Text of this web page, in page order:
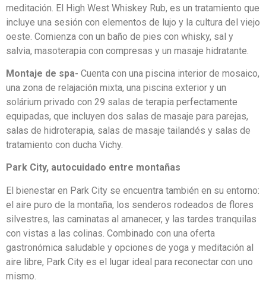
meditación. El High West Whiskey Rub, es un tratamiento que
incluye una sesión con elementos de lujo y la cultura del viejo
oeste. Comienza con un baño de pies con whisky, sal y
salvia, masoterapia con compresas y un masaje hidratante.
Montaje de spa- Cuenta con una piscina interior de mosaico,
una zona de relajación mixta, una piscina exterior y un
solárium privado con 29 salas de terapia perfectamente
equipadas, que incluyen dos salas de masaje para parejas,
salas de hidroterapia, salas de masaje tailandés y salas de
tratamiento con ducha Vichy.
Park City, autocuidado entre montañas
El bienestar en Park City se encuentra también en su entorno:
el aire puro de la montaña, los senderos rodeados de flores
silvestres, las caminatas al amanecer, y las tardes tranquilas
con vistas a las colinas. Combinado con una oferta
gastronómica saludable y opciones de yoga y meditación al
aire libre, Park City es el lugar ideal para reconectar con uno
mismo.